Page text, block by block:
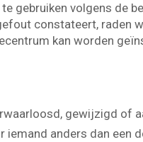
gebruiken volgens de
constateert, raden
kan worden
gewijzigd of
anders dan een